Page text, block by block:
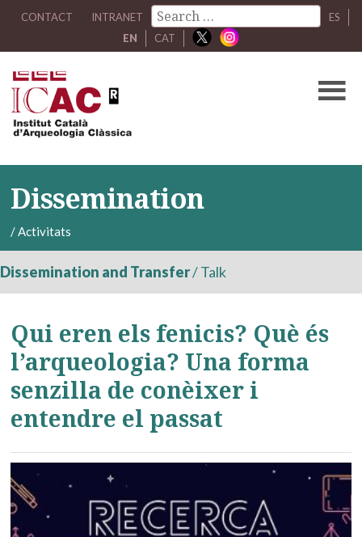
CONTACT INTRANET
ES
EN
CAT
Dissemination
/Activitats
Dissemination and Transfer/Talk
Qui eren els fenicis? Què és
l’arqueologia? Una forma
senzilla de conèixer i
entendre el passat